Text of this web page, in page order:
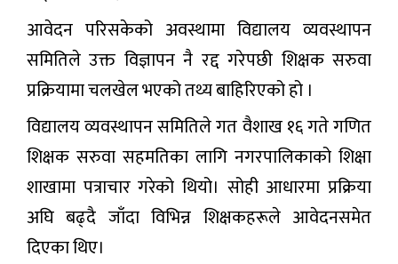
आवेदन परिसकेको अवस्थामा विद्यालय व्यवस्थापन
समितिले उक्त विज्ञापन नै रद्द गरेपछी शिक्षक सरुवा
प्रक्रियामा चलखेल भएको तथ्य बाहिरिएको हो ।
विद्यालय व्यवस्थापन समितिले गत वैशाख १६ गते गणित
शिक्षक सरुवा सहमतिका लागि नगरपालिकाको शिक्षा
शाखामा पत्राचार गरेको थियो। सोही आधारमा प्रक्रिया
अघि बढ्दै जाँदा विभिन्न शिक्षकहरूले आवेदनसमेत
दिएका थिए।